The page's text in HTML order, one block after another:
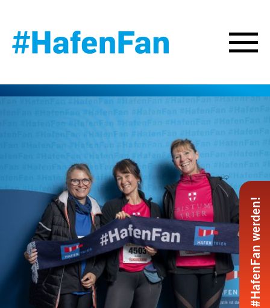
#HafenFan werden!